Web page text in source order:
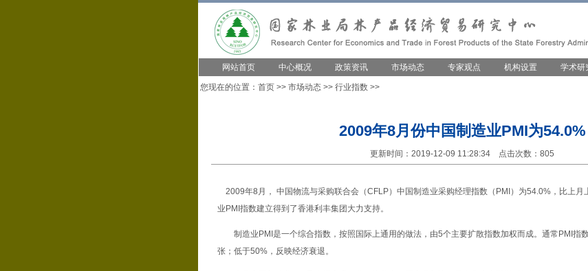
网站首页 中心概况 政策资讯 市场动态 专家观点 机构设置 学术研
您现在的位置： 首页 >> 市场动态 >> 行业指数 >>
2009年8月份中国制造业PMI为54.0%
更新时间：2019-12-09 11:28:34 点击次数：805
2009年8月， 中国物流与采购联合会（CFLP）中国制造业采购经理指数（PMI）为54.0%，比上月
业PMI指数建立得到了香港利丰集团大力支持。
制造业PMI是一个综合指数，按照国际上通用的做法，由5个主要扩散指数加权而成。通常PMI指
张；低于50%，反映经济衰退。